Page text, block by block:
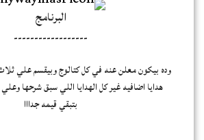
البرنامج
------------------
وده بيكون معلن عنه في كل كتالوج وبيقسم علي
هدايا اضافيه غير كل الهدايا اللي سبق شرحها وعلي
بتبقي قيمه جدااا